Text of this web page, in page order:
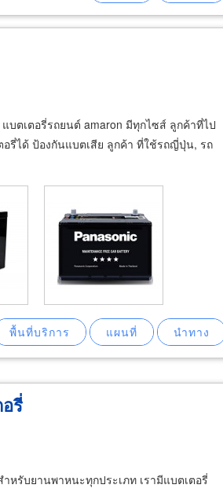
บตเตอรี่รถยนต์ amaron มีทุกไซส์ ลูกค้าที่ไป
รี่ได้ ป้องกันแบตเสีย ลูกค้า ที่ใช้รถญี่ปุ่น, รถ
รี่
รับยานพาหนะทุกประเภท เรามีแบตเตอรี่